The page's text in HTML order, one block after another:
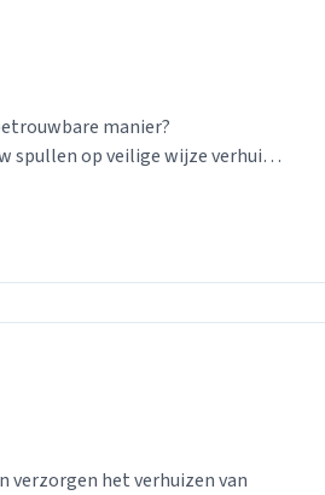
manier?
spullen op veilige wijze verhuisd
verzorgen het verhuizen van